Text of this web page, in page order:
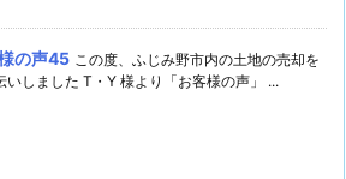
の声45 この度、ふじみ野市内の土地の売却を
いしました T・Y 様より「お客様の声」 ...